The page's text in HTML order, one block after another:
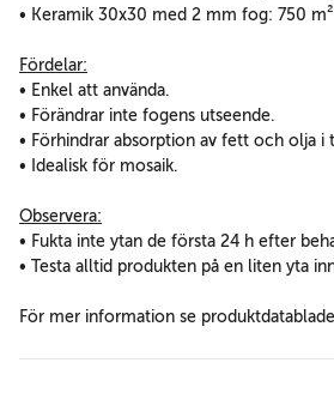
• Keramik 30x30 med 2 mm fog: 750 m²
Fördelar:
• Enkel att använda.
• Förändrar inte fogens utseende.
• Förhindrar absorption av fett och olja i
• Idealisk för mosaik.
Observera:
• Fukta inte ytan de första 24 h efter
• Testa alltid produkten på en liten yta
För mer information se